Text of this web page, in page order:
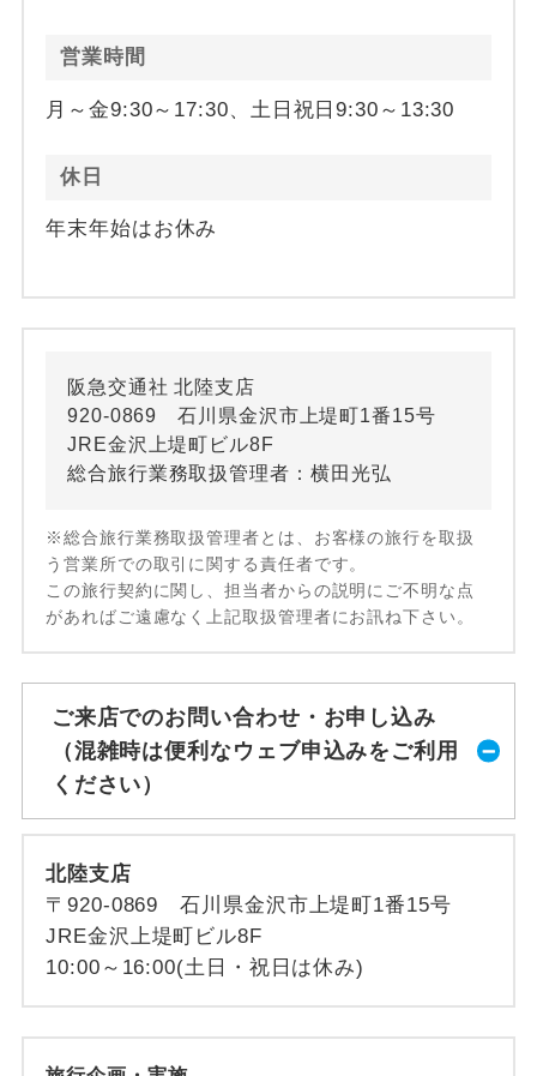
営業時間
月～金9:30～17:30、土日祝日9:30～13:30
休日
年末年始はお休み
阪急交通社 北陸支店
920-0869 石川県金沢市上堤町1番15号
JRE金沢上堤町ビル8F
総合旅行業務取扱管理者：横田光弘
※総合旅行業務取扱管理者とは、お客様の旅行を取扱
う営業所での取引に関する責任者です。
この旅行契約に関し、担当者からの説明にご不明な点
があればご遠慮なく上記取扱管理者にお訊ね下さい。
ご来店でのお問い合わせ・お申し込み
（混雑時は便利なウェブ申込みをご利用
ください）
北陸支店
〒920-0869 石川県金沢市上堤町1番15号
JRE金沢上堤町ビル8F
10:00～16:00(土日・祝日は休み)